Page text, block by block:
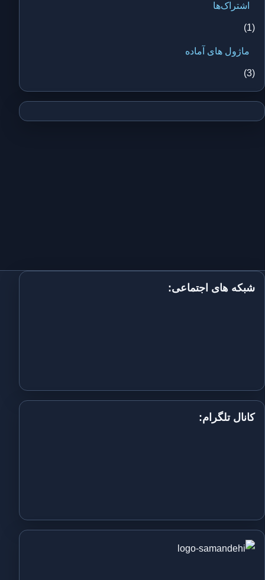
اشتراک‌ها
(1)
ماژول های آماده
(3)
شبکه های اجتماعی:
کانال تلگرام: